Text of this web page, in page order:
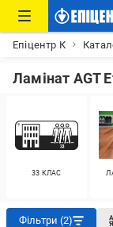
Епіцентр К
Ламінат AGT
33 КЛАС
Фільтри (2)